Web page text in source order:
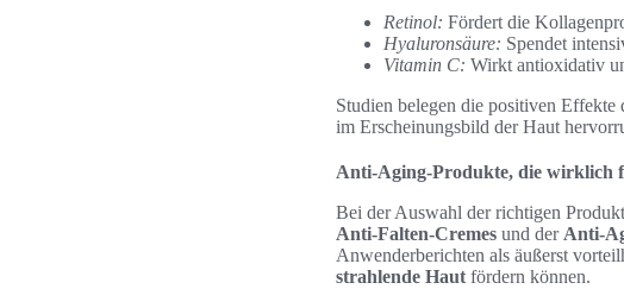
Retinol: Fördert die
Hyaluronsäure: Spendet
Vitamin C: Wirkt antioxidativ
Studien belegen die positiven
im Erscheinungsbild der Haut
Anti-Aging-Produkte, die wirklich
Bei der Auswahl der richtigen
Anti-Falten-Cremes und der Anti-
Anwenderberichten als äußerst
strahlende Haut fördern können.